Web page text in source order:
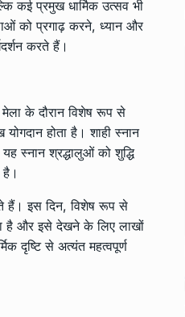
कई प्रमुख धार्मिक उत्सव भी
को प्रगाढ़ करने, ध्यान और
करते हैं।
के दौरान विशेष रूप से
होता है। शाही स्नान
स्नान श्रद्धालुओं को शुद्धि
हैं। इस दिन, विशेष रूप से
है और इसे देखने के लिए लाखों
दृष्टि से अत्यंत महत्वपूर्ण